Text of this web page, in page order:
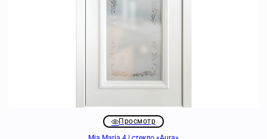
Просмотр